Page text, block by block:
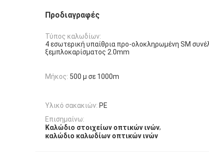
Προδιαγραφές
Τύπος καλωδίων:
4 εσωτερική υπαίθρια προ-ολοκληρωμένη SM
ξεμπλοκαρίσματος 2.0mm
Μήκος: 500 μ σε 1000m
Υλικό σακακιών: PE
Επισημαίνω:
Καλώδιο στοιχείων οπτικών ινών,
καλώδιο καλωδίων οπτικών ινών